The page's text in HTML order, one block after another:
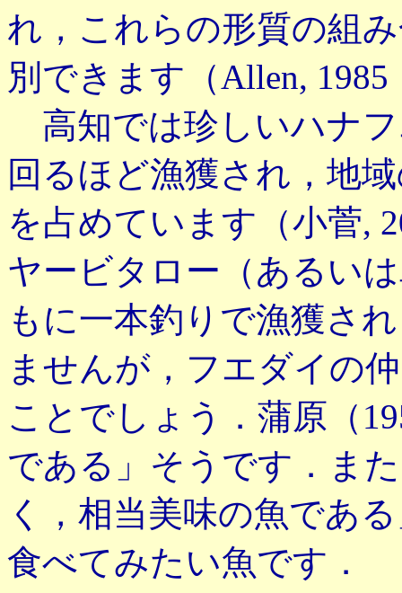
れ，これらの形質の組
別できます（Allen, 1985
高知では珍しいハナ
回るほど漁獲され，地
を占めています（小菅,
ヤービタロー（あるい
もに一本釣りで漁獲さ
ませんが，フエダイの
ことでしょう．蒲原（
である」そうです．ま
く，相当美味の魚であ
食べてみたい魚です．